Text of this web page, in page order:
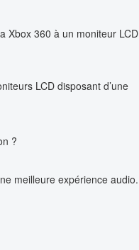
Xbox 360 à un moniteur LCD
LCD disposant d’une
?
meilleure expérience audio.